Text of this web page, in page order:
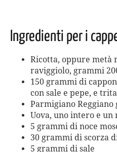
Ingredienti per i
Ricotta, oppure metà
raviggiolo, grammi
150 grammi di
con sale e pepe, e
Parmigiano
Uova, uno intero e un
5 grammi di noce
30 grammi di scorza
5 grammi di sale